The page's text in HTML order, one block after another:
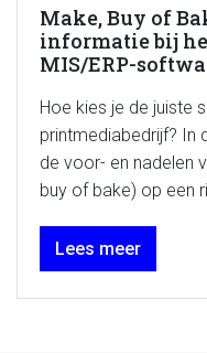
Make, Buy of
informatie bij
MIS/ERP-
Hoe kies je de juiste
printmediabedrijf? In
de voor- en nadelen
buy of bake) op een
Lees meer